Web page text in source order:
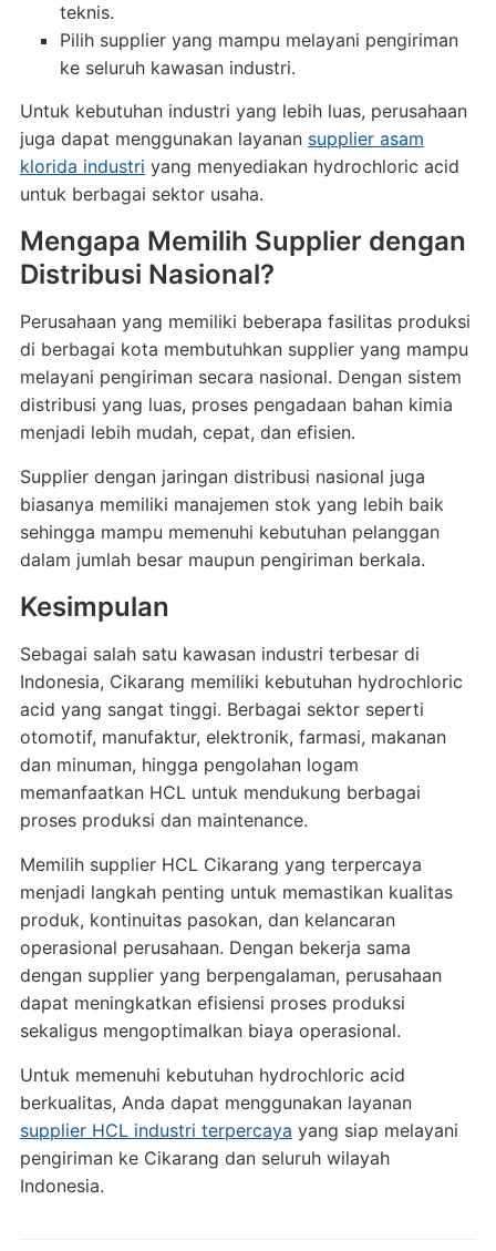
teknis.
Pilih supplier yang mampu melayani pengiriman
ke seluruh kawasan industri.
Untuk kebutuhan industri yang lebih luas, perusahaan
juga dapat menggunakan layanan supplier asam
klorida industri yang menyediakan hydrochloric acid
untuk berbagai sektor usaha.
Mengapa Memilih Supplier dengan
Distribusi Nasional?
Perusahaan yang memiliki beberapa fasilitas produksi
di berbagai kota membutuhkan supplier yang mampu
melayani pengiriman secara nasional. Dengan sistem
distribusi yang luas, proses pengadaan bahan kimia
menjadi lebih mudah, cepat, dan efisien.
Supplier dengan jaringan distribusi nasional juga
biasanya memiliki manajemen stok yang lebih baik
sehingga mampu memenuhi kebutuhan pelanggan
dalam jumlah besar maupun pengiriman berkala.
Kesimpulan
Sebagai salah satu kawasan industri terbesar di
Indonesia, Cikarang memiliki kebutuhan hydrochloric
acid yang sangat tinggi. Berbagai sektor seperti
otomotif, manufaktur, elektronik, farmasi, makanan
dan minuman, hingga pengolahan logam
memanfaatkan HCL untuk mendukung berbagai
proses produksi dan maintenance.
Memilih supplier HCL Cikarang yang terpercaya
menjadi langkah penting untuk memastikan kualitas
produk, kontinuitas pasokan, dan kelancaran
operasional perusahaan. Dengan bekerja sama
dengan supplier yang berpengalaman, perusahaan
dapat meningkatkan efisiensi proses produksi
sekaligus mengoptimalkan biaya operasional.
Untuk memenuhi kebutuhan hydrochloric acid
berkualitas, Anda dapat menggunakan layanan
supplier HCL industri terpercaya yang siap melayani
pengiriman ke Cikarang dan seluruh wilayah
Indonesia.